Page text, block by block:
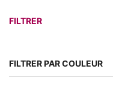
FILTRER
FILTRER PAR COULEUR